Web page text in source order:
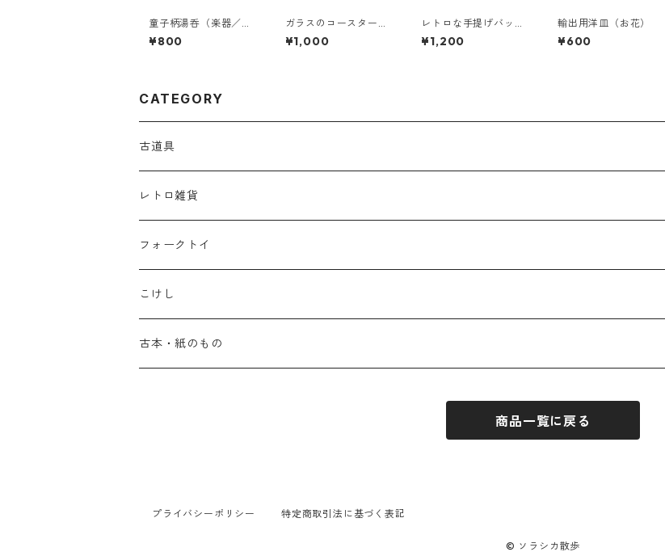
童子柄湯呑（楽器／雪
ん子）
¥800
ガラスのコースター
（黄色花）
¥1,000
レトロな手提げバック
（ブルー）
¥1,200
輸出用洋皿（お花）
¥600
CATEGORY
古道具
レトロ雑貨
フォークトイ
こけし
古本・紙のもの
商品一覧に戻る
プライバシーポリシー 特定商取引法に基づく表記
© ソラシカ散歩